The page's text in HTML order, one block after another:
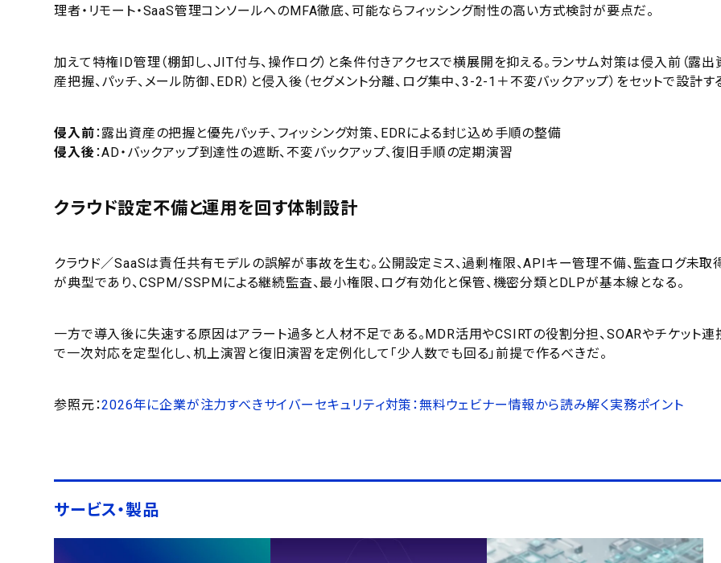
理者・リモート・SaaS管理コンソールへのMFA徹底、可能ならフィッシング耐性の高い方式検討が要点だ。
加えて特権ID管理（棚卸し、JIT付与、操作ログ）と条件付きアクセスで横展開を抑える。ランサム対策は侵入前（露出
産把握、パッチ、メール防御、EDR）と侵入後（セグメント分離、ログ集中、3-2-1＋不変バックアップ）をセットで設計す
侵入前：露出資産の把握と優先パッチ、フィッシング対策、EDRによる封じ込め手順の整備
侵入後：AD・バックアップ到達性の遮断、不変バックアップ、復旧手順の定期演習
クラウド設定不備と運用を回す体制設計
クラウド／SaaSは責任共有モデルの誤解が事故を生む。公開設定ミス、過剰権限、APIキー管理不備、監査ログ未取
が典型であり、CSPM/SSPMによる継続監査、最小権限、ログ有効化と保管、機密分類とDLPが基本線となる。
一方で導入後に失速する原因はアラート過多と人材不足である。MDR活用やCSIRTの役割分担、SOARやチケット連
で一次対応を定型化し、机上演習と復旧演習を定例化して「少人数でも回る」前提で作るべきだ。
参照元：2026年に企業が注力すべきサイバーセキュリティ対策：無料ウェビナー情報から読み解く実務ポイント
サービス・製品